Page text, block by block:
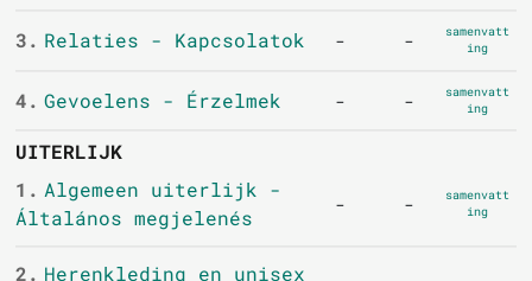
3. Relaties - Kapcsolatok - -
samenvatt
ing
4. Gevoelens - Érzelmek - -
samenvatt
ing
UITERLIJK
1. Algemeen uiterlijk -
Általános megjelenés
- -
samenvatt
ing
2. Herenkleding en unisex